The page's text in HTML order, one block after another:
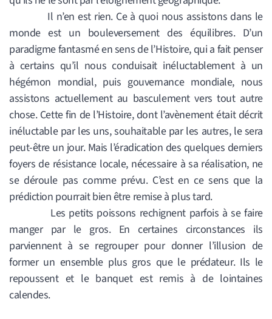
Il n’en est rien. Ce à quoi nous assistons dans le
monde est un bouleversement des équilibres. D’un
paradigme fantasmé en sens de l’Histoire, qui a fait penser
à certains qu’il nous conduisait inéluctablement à un
hégémon mondial, puis gouvernance mondiale, nous
assistons actuellement au basculement vers tout autre
chose. Cette fin de l’Histoire, dont l’avènement était décrit
inéluctable par les uns, souhaitable par les autres, le sera
peut-être un jour. Mais l’éradication des quelques derniers
foyers de résistance locale, nécessaire à sa réalisation, ne
se déroule pas comme prévu. C’est en ce sens que la
prédiction pourrait bien être remise à plus tard.
Les petits poissons rechignent parfois à se faire
manger par le gros. En certaines circonstances ils
parviennent à se regrouper pour donner l’illusion de
former un ensemble plus gros que le prédateur. Ils le
repoussent et le banquet est remis à de lointaines
calendes.